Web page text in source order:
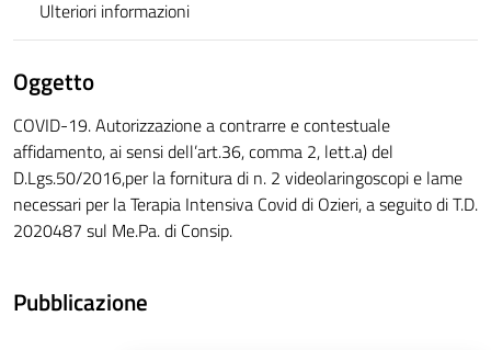
Ulteriori informazioni
Oggetto
COVID-19. Autorizzazione a contrarre e contestuale
affidamento, ai sensi dell’art.36, comma 2, lett.a) del
D.Lgs.50/2016,per la fornitura di n. 2 videolaringoscopi e lame
necessari per la Terapia Intensiva Covid di Ozieri, a seguito di T.D.
2020487 sul Me.Pa. di Consip.
Pubblicazione